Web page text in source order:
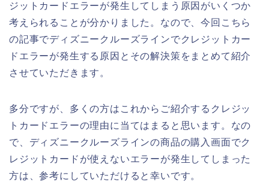
ジットカードエラーが発生してしまう原因がいくつか
考えられることが分かりました。なので、今回こちら
の記事でディズニークルーズラインでクレジットカー
ドエラーが発生する原因とその解決策をまとめて紹介
させていただきます。
多分ですが、多くの方はこれからご紹介するクレジッ
トカードエラーの理由に当てはまると思います。なの
で、ディズニークルーズラインの商品の購入画面でク
レジットカードが使えないエラーが発生してしまった
方は、参考にしていただけると幸いです。